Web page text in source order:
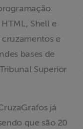
Shell e
cruzamentos e
bases de
Superior
já
que são 20